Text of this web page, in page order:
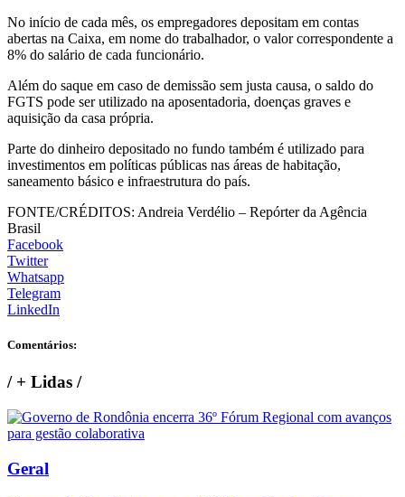
No início de cada mês, os empregadores depositam em contas
abertas na Caixa, em nome do trabalhador, o valor correspondente a
8% do salário de cada funcionário.
Além do saque em caso de demissão sem justa causa, o saldo do
FGTS pode ser utilizado na aposentadoria, doenças graves e
aquisição da casa própria.
Parte do dinheiro depositado no fundo também é utilizado para
investimentos em políticas públicas nas áreas de habitação,
saneamento básico e infraestrutura do país.
FONTE/CRÉDITOS: Andreia Verdélio – Repórter da Agência
Brasil
Facebook
Twitter
Whatsapp
Telegram
LinkedIn
Comentários:
/+ Lidas /
Geral